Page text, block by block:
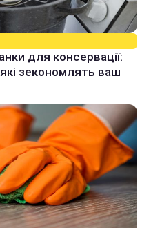
для консервації:
зекономлять ваш